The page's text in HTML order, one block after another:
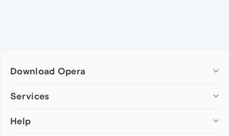
Download Opera
Computer browsers
Opera for Mac
Services
Add-ons
Help